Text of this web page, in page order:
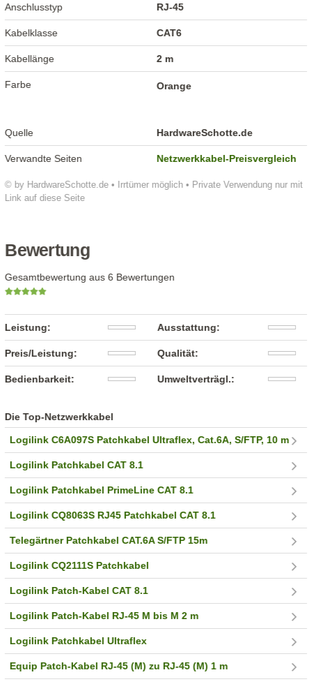
© by HardwareSchotte.de • Irrtümer möglich • Private Verwendung nur mit
Link auf diese Seite
Anschlusstyp RJ-45
Kabelklasse CAT6
Kabellänge 2 m
Farbe Orange
Quelle HardwareSchotte.de
Verwandte Seiten Netzwerkkabel-Preisvergleich
Bewertung
Gesamtbewertung aus 6 Bewertungen
Leistung: Ausstattung:
Preis/Leistung: Qualität:
Bedienbarkeit: Umweltverträgl.:
Die Top-Netzwerkkabel
Logilink C6A097S Patchkabel Ultraflex, Cat.6A, S/FTP, 10 m
Logilink Patchkabel CAT 8.1
Logilink Patchkabel PrimeLine CAT 8.1
Logilink CQ8063S RJ45 Patchkabel CAT 8.1
Telegärtner Patchkabel CAT.6A S/FTP 15m
Logilink CQ2111S Patchkabel
Logilink Patch-Kabel CAT 8.1
Logilink Patch-Kabel RJ-45 M bis M 2 m
Logilink Patchkabel Ultraflex
Equip Patch-Kabel RJ-45 (M) zu RJ-45 (M) 1 m